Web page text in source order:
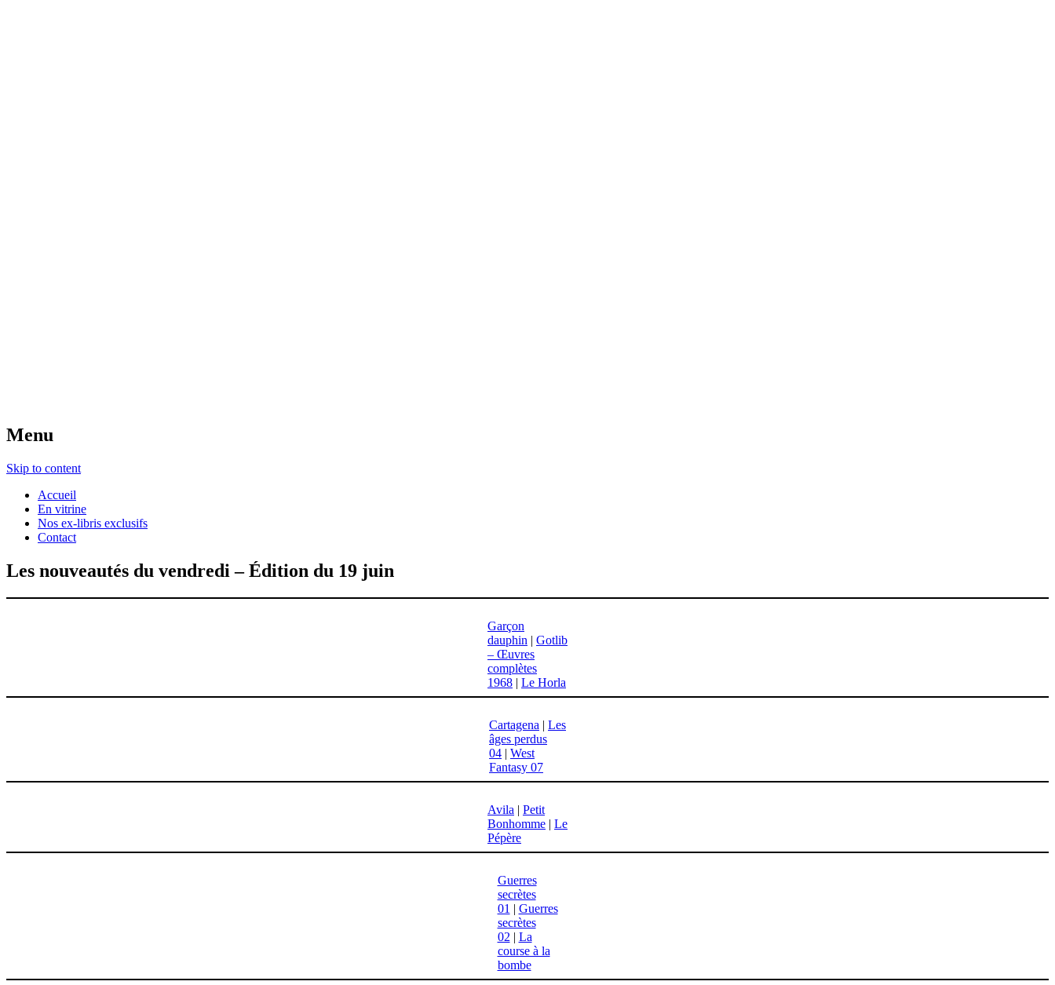
Menu
Skip to content
Accueil
En vitrine
Nos ex-libris exclusifs
Contact
Les nouveautés du vendredi – Édition du 19 juin
Garçon
dauphin | Gotlib
– Œuvres
complètes
1968 | Le Horla
Cartagena | Les
âges perdus
04 | West
Fantasy 07
Avila | Petit
Bonhomme | Le
Pépère
Guerres
secrètes
01 | Guerres
secrètes
02 | La
course à la
bombe